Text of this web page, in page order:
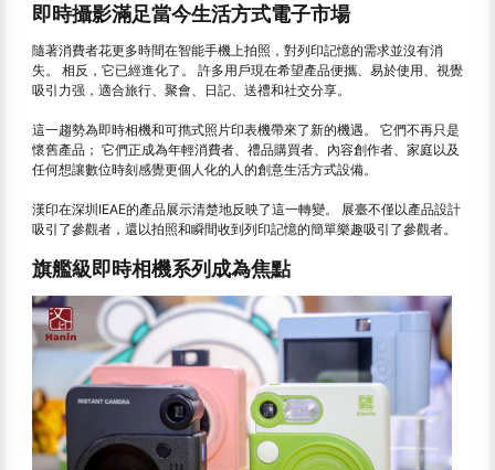
即時攝影滿足當今生活方式電子市場
隨著消費者花更多時間在智能手機上拍照，對列印記憶的需求並沒有消
失。 相反，它已經進化了。 許多用戶現在希望產品便攜、易於使用、視覺
吸引力强，適合旅行、聚會、日記、送禮和社交分享。
這一趨勢為即時相機和可擕式照片印表機帶來了新的機遇。 它們不再只是
懷舊產品； 它們正成為年輕消費者、禮品購買者、內容創作者、家庭以及
任何想讓數位時刻感覺更個人化的人的創意生活方式設備。
漢印在深圳IEAE的產品展示清楚地反映了這一轉變。 展臺不僅以產品設計
吸引了參觀者，還以拍照和瞬間收到列印記憶的簡單樂趣吸引了參觀者。
旗艦級即時相機系列成為焦點